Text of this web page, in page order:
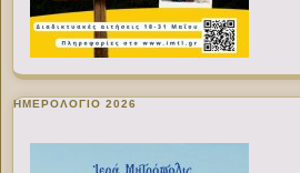
ΗΜΕΡΟΛΟΓΙΟ 2026